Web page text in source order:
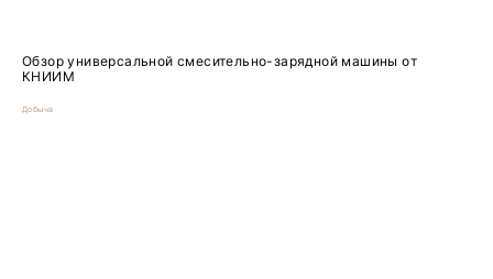
Обзор универсальной смесительно-зарядной машины от
КНИИМ
Добыча